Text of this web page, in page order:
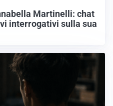
Martinelli: chat
interrogativi sulla sua